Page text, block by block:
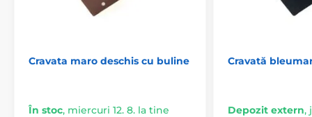
Cravata maro deschis cu buline
În stoc, miercuri 12. 8. la tine
Cravată
Depozit extern,